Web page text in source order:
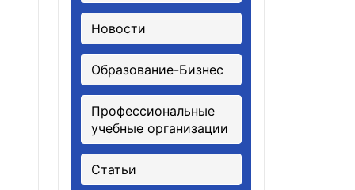
Новости
Образование-Бизнес
Профессиональные
учебные организации
Статьи